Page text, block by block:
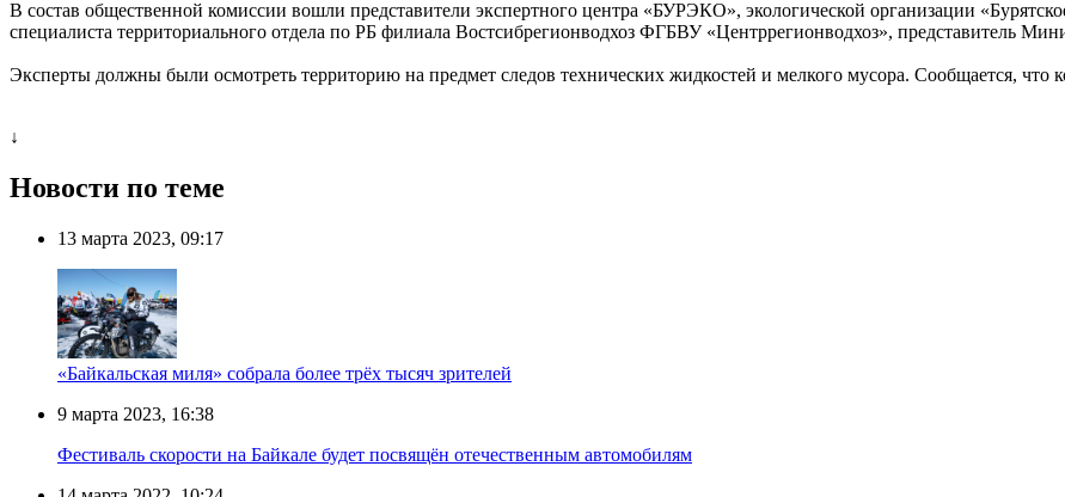
В состав общественной комиссии вошли представители экспертного центра «БУРЭКО», экологической организации
специалиста территориального отдела по РБ филиала Востсибрегионводхоз ФГБВУ «Центррегионводхоз», представитель
Эксперты должны были осмотреть территорию на предмет следов технических жидкостей и мелкого мусора. Сообщается, что
↓
Новости по теме
13 марта 2023, 09:17
«Байкальская миля» собрала более трёх тысяч зрителей
9 марта 2023, 16:38
Фестиваль скорости на Байкале будет посвящён отечественным автомобилям